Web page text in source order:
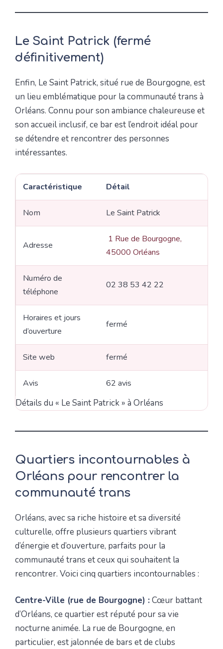
Le Saint Patrick (fermé
définitivement)
Enfin, Le Saint Patrick, situé rue de Bourgogne, est
un lieu emblématique pour la communauté trans à
Orléans. Connu pour son ambiance chaleureuse et
son accueil inclusif, ce bar est l’endroit idéal pour
se détendre et rencontrer des personnes
intéressantes.
Caractéristique Détail
Nom Le Saint Patrick
Adresse
1 Rue de Bourgogne,
45000 Orléans
Numéro de
téléphone
02 38 53 42 22
Horaires et jours
d’ouverture
fermé
Site web fermé
Avis 62 avis
Détails du « Le Saint Patrick » à Orléans
Quartiers incontournables à
Orléans pour rencontrer la
communauté trans
Orléans, avec sa riche histoire et sa diversité
culturelle, offre plusieurs quartiers vibrant
d’énergie et d’ouverture, parfaits pour la
communauté trans et ceux qui souhaitent la
rencontrer. Voici cinq quartiers incontournables :
Centre-Ville (rue de Bourgogne) : Cœur battant
d’Orléans, ce quartier est réputé pour sa vie
nocturne animée. La rue de Bourgogne, en
particulier, est jalonnée de bars et de clubs